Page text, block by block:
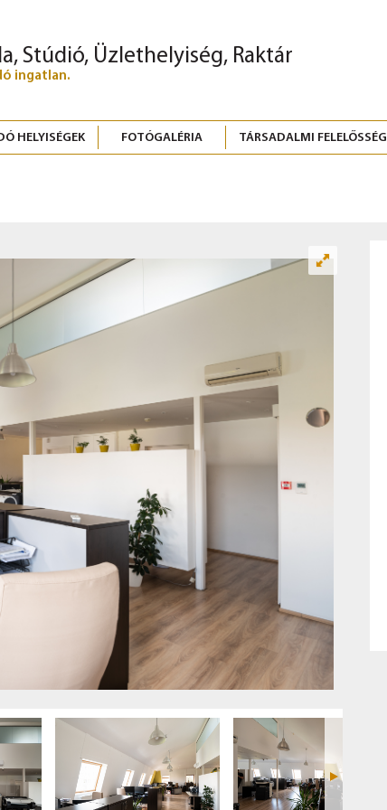
Stúdió, Üzlethelyiség, Raktár
ingatlan.
HELYISÉGEK FOTÓGALÉRIA TÁRSADALMI FELELŐSSÉG